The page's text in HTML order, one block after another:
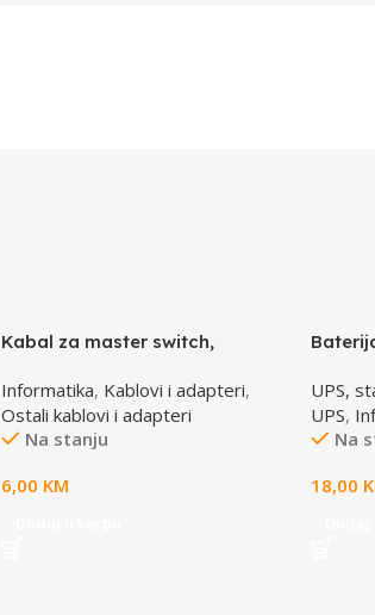
Kabal za master switch,
GEMBIRD
Informatika, Kablovi i adapteri,
Ostali kablovi i adapteri
Na stanju
6,00 KM
UPS,
UPS,
Na
18,00